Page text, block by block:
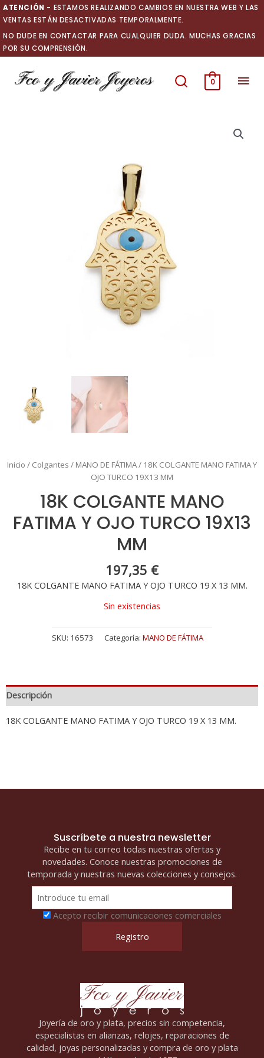
Ir
al
contenido
ATENCIÓN - ESTAMOS REALIZANDO CAMBIOS EN NUESTRA WEB Y LAS
VENTAS ESTÁN DESACTIVADAS TEMPORALMENTE.
NO DUDE EN CONTACTAR PARA CUALQUIER DUDA. MUCHAS GRACIAS
POR SU COMPRENSIÓN.
0
Inicio / Colgantes / MANO DE FÁTIMA/ 18K COLGANTE MANO FATIMA Y
OJO TURCO 19X13 MM
18K COLGANTE MANO
FATIMA Y OJO TURCO 19X13
MM
197,35 €
18K COLGANTE MANO FATIMA Y OJO TURCO 19 X 13 MM.
Sin existencias
SKU: 16573 Categoría: MANO DE FÁTIMA
Descripción
18K COLGANTE MANO FATIMA Y OJO TURCO 19 X 13 MM.
Suscríbete a nuestra newsletter
Recibe en tu correo todas nuestras ofertas y
novedades. Conoce nuestras promociones de
temporada y nuestras nuevas colecciones y consejos.
Acepto recibir comunicaciones comerciales
Joyería de oro y plata, precios sin competencia,
especialistas en alianzas, relojes, reparaciones de
calidad, joyas personalizadas y compra de oro y plata